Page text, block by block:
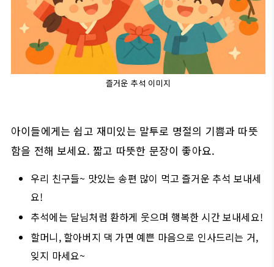
즐거운 추석 이미지
아이들에게는 쉽고 재미있는 말투로 명절의 기쁨과 따뜻
함을 전해 보세요. 짧고 따뜻한 문장이 좋아요.
우리 친구들~ 맛있는 송편 많이 먹고 즐거운 추석 보내세
요!
추석에는 달님처럼 환하게 웃으며 행복한 시간 보내세요!
할머니, 할아버지 댁 가면 예쁜 마음으로 인사드리는 거,
잊지 마세요~